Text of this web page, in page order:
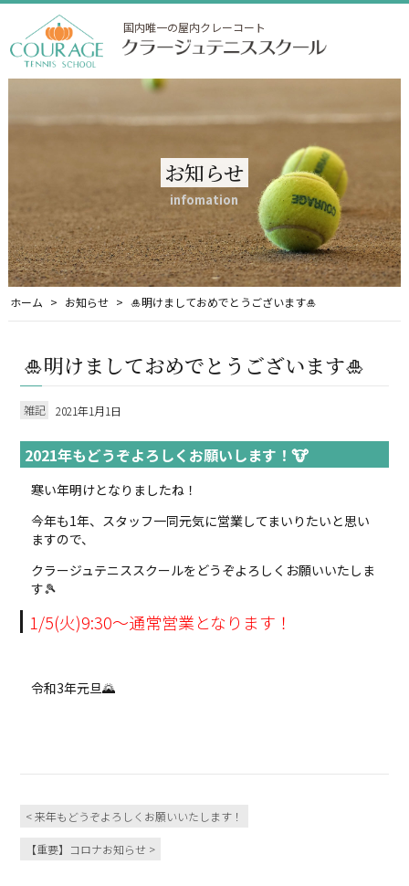
国内唯一の屋内クレーコート
お知らせ
infomation
ホーム お知らせ 🎍明けましておめでとうございます🎍
🎍明けましておめでとうございます🎍
雑記 2021年1月1日
2021年もどうぞよろしくお願いします！🐮
寒い年明けとなりましたね！
今年も1年、スタッフ一同元気に営業してまいりたいと思い
ますので、
クラージュテニススクールをどうぞよろしくお願いいたしま
す🎾
1/5(火)9:30～通常営業となります！
令和3年元旦🌄
< 来年もどうぞよろしくお願いいたします！
【重要】コロナお知らせ >